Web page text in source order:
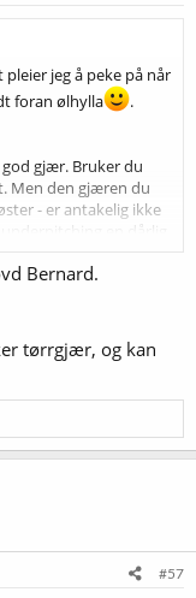
pleier jeg å peke på når
foran ølhylla
.
gjær. Bruker du
Men den gjæren du
- er antakelig ikke
en dårlig
Bernard.
tørrgjær, og kan
#57